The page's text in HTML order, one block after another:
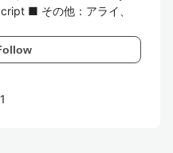
■ その他：アライ、
1